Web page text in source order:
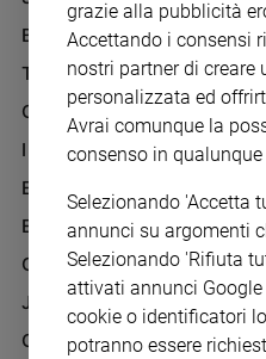
Chiesa
e
spiritualità
Devozione
e
fede
del
giorno
BENESSERE
TELENOVA
GAZZETTA D'ALBA
IL GIORNALINO
EDICOLA SAN PAOLO
EDIZIONI SAN PAOLO
CREDERE
JESUS
GBABY
grazie alla pubblicità
Accettando i consensi
nostri partner di creare
personalizzata ed
Avrai comunque la
consenso in
Selezionando 'Accetta
annunci su argomenti
Selezionando 'Rifiuta
attivati annunci
cookie o identificatori
potranno essere